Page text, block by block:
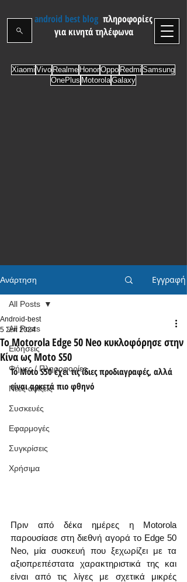
android best blog πληροφορίες
για κινητά τηλέφωνα
Xiaomi Vivo Realme HonorOppo Redmi Samsung
OnePlus MotorolaGalaxy
Ανάρτηση Εγγραφή
All Posts
Ειδήσεις
Φήμες / Πληροφορίες
Νέες αφίξεις
Συσκευές
Εφαρμογές
Συγκρίσεις
Χρήσιμα
All Posts
Το Motorola Edge 50 Neo κυκλοφόρησε στην
Κίνα ως Moto S50
Android-best
5 Σεπ 2024
Το Moto S50 έχει τις ίδιες προδιαγραφές, αλλά
είναι αρκετά πιο φθηνό
Πριν από δέκα ημέρες η Motorola
παρουσίασε στη διεθνή αγορά το Edge 50
Neo, μία συσκευή που ξεχωρίζει με τα
αξιοπρεπέστατα χαρακτηριστικά της και
είναι από τις λίγες με σχετικά μικρές